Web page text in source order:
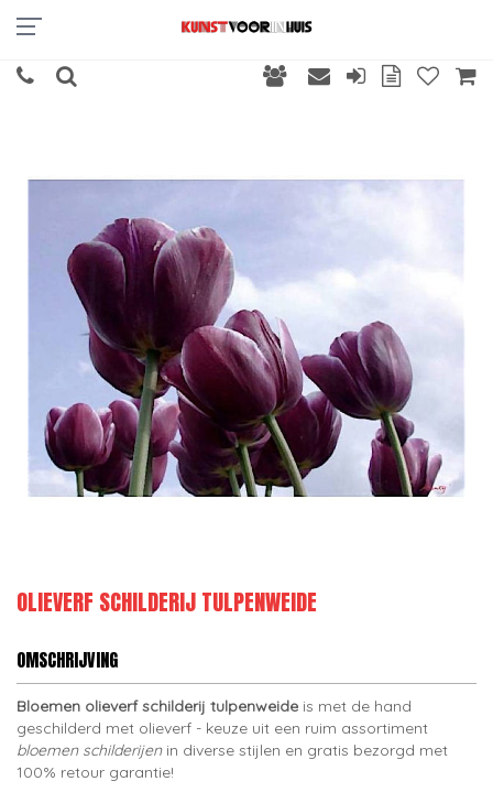
OLIEVERF SCHILDERIJ TULPENWEIDE
OMSCHRIJVING
Bloemen olieverf schilderij tulpenweide is met de hand
geschilderd met olieverf - keuze uit een ruim assortiment
bloemen schilderijenin diverse stijlen en gratis bezorgd met
100% retour garantie!